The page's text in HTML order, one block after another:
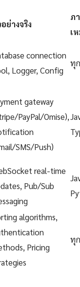
ย่างจริง
ภ
เ
connection
Logger, Config
ทุ
gateway
PayPal/Omise),
SMS/Push)
real-time
Pub/Sub
algorithms,
Pricing
ทุ